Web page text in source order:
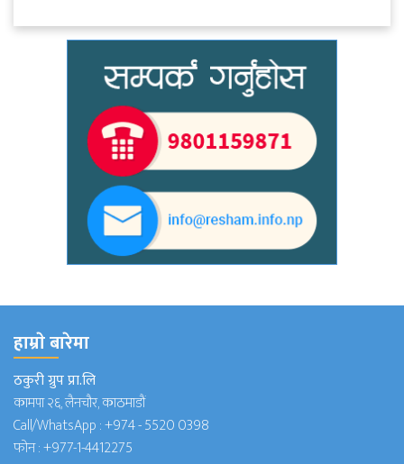
हाम्राे बारेमा
ठकुरी ग्रुप प्रा.लि
कामपा २६, लैनचौर, काठमाडौं
Call/WhatsApp :+974 - 5520 0398
फोन :+977-1-4412275